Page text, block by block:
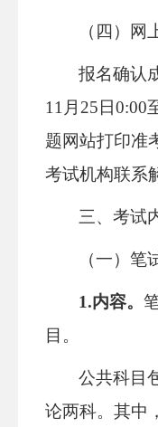
（四）网
报名确认
11月25日0:00
题网站打印准
考试机构联系
三、考试
（一）笔
1.内容。
目。
公共科目
论两科。其中